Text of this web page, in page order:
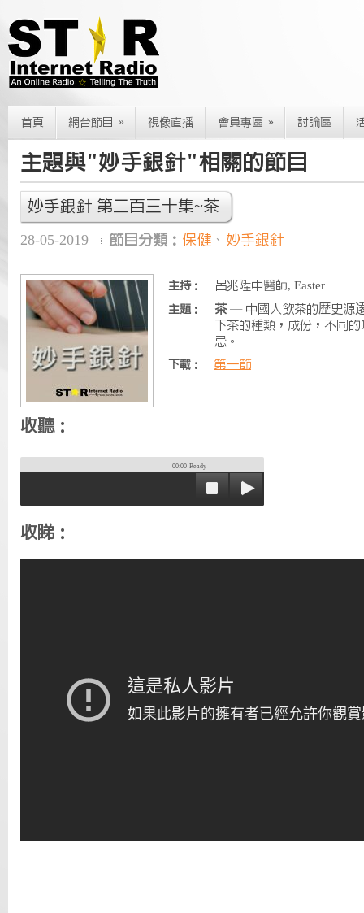
首頁 網台節目 » 視像直播 會員專區 » 討論區
主題與"妙手銀針"相關的節目
妙手銀針 第二百三十集~茶
28-05-2019 節目分類： 保健 、 妙手銀針
主持： 呂兆陞中醫師, Easter
主題： 茶— 中國人飲茶的歴史源
下茶的種類，成份，不同
忌。
下載： 第一節
收聽：
00:00 Ready
收睇：